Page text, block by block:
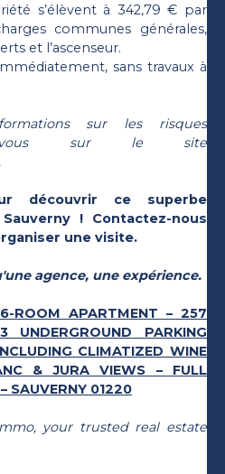
s’élèvent à 342,79 € par
communes générales,
et l’ascenseur.
sans travaux à
sur les risques
vous sur le site
découvrir ce superbe
! Contactez-nous
une visite.
agence, une expérience.
ROOM APARTMENT – 257
PARKING
CLIMATIZED WINE
& JURA VIEWS – FULL
SAUVERNY 01220
your trusted real estate